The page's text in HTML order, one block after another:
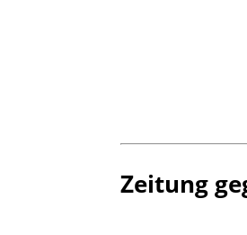
Zeitung